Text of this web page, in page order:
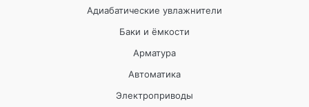
Адиабатические увлажнители
Баки и ёмкости
Арматура
Автоматика
Электроприводы